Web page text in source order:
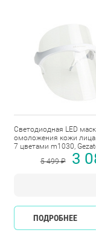
Светодиодная LED
омоложения кожи
7 цветами m1030,
5 499 ₽
3
ПОДРОБНЕЕ